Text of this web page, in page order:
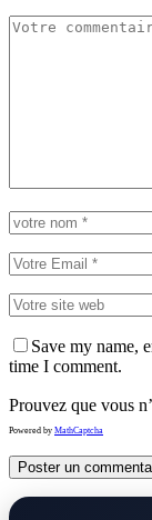
Save my name,
time I comment.
Prouvez que vous
Powered by MathCaptcha